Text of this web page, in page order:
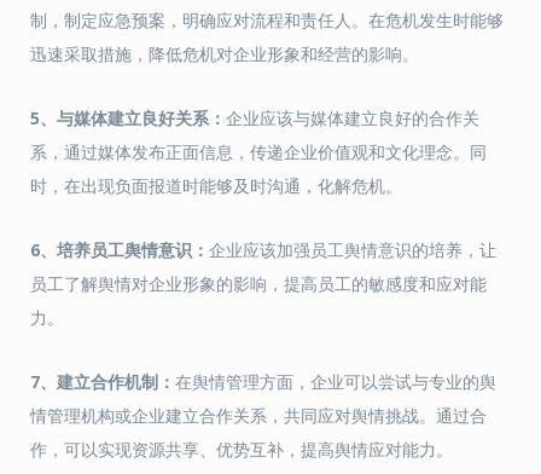
制，制定应急预案，明确应对流程和责任人。在危机发生时能够
迅速采取措施，降低危机对企业形象和经营的影响。
5、 与媒体建立良好关系： 企业应该与媒体建立良好的合作关
系，通过媒体发布正面信息，传递企业价值观和文化理念。同
时，在出现负面报道时能够及时沟通，化解危机。
6、 培养员工舆情意识： 企业应该加强员工舆情意识的培养，让
员工了解舆情对企业形象的影响，提高员工的敏感度和应对能
力。
7、 建立合作机制： 在舆情管理方面，企业可以尝试与专业的舆
情管理机构或企业建立合作关系，共同应对舆情挑战。通过合
作，可以实现资源共享、优势互补，提高舆情应对能力。